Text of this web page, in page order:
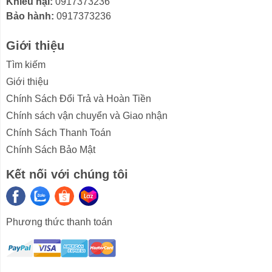
xước.
Bảo hành: 0917373236
Giới thiệu
Tìm kiếm
Giới thiệu
Chính Sách Đổi Trả và Hoàn Tiền
Chính sách vận chuyển và Giao nhận
Chính Sách Thanh Toán
Chính Sách Bảo Mật
Kết nối với chúng tôi
Phương thức thanh toán